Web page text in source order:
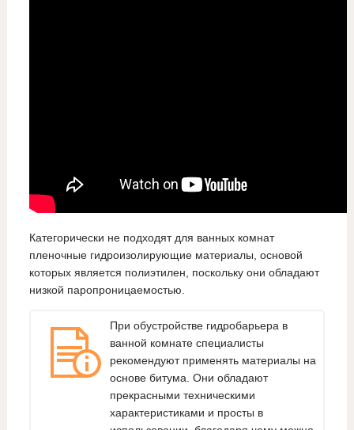
Категорически не подходят для ванных комнат
пленочные гидроизолирующие материалы, основой
которых является полиэтилен, поскольку они обладают
низкой паропроницаемостью.
При обустройстве гидробарьера в
ванной комнате специалисты
рекомендуют применять материалы на
основе битума. Они обладают
прекрасными техническими
характеристиками и просты в